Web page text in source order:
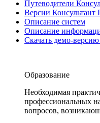
Путеводители
Версии Консультант
Описание систем
Описание
Скачать демо-
Образование
Необходимая
профессиональных
вопросов,